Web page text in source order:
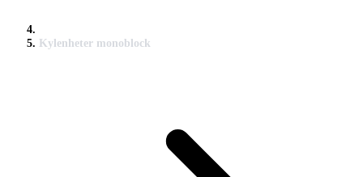
Kylenheter monoblock